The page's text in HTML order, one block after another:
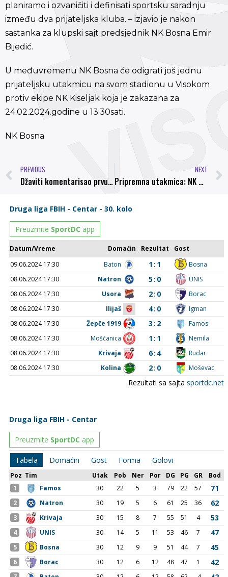
planiramo i ozvaničiti i definisati sportsku saradnju
između dva prijateljska kluba. – izjavio je nakon
sastanka za klupski sajt predsjednik NK Bosna Emir
Bijedić.
U međuvremenu NK Bosna će odigrati još jednu
prijateljsku utakmicu na svom stadionu u Visokom
protiv ekipe NK Kiseljak koja je zakazana za
24.02.2024.godine u 13:30sati.
NK Bosna
PREVIOUS
Džaviti komentarisao prvu pripremnu utakmicu: U ovoj fazi priprema oscilacije u igri su normalne, otklonit ćemo nedostatke
NEXT
Pripremna utakmica: NK Bosna u subotu protiv NK Kiseljak